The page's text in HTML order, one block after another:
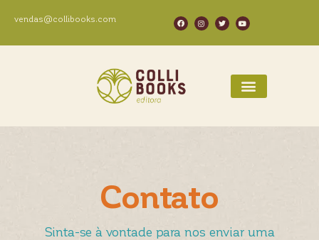
vendas@collibooks.com
Contato
Sinta-se à vontade para nos enviar uma